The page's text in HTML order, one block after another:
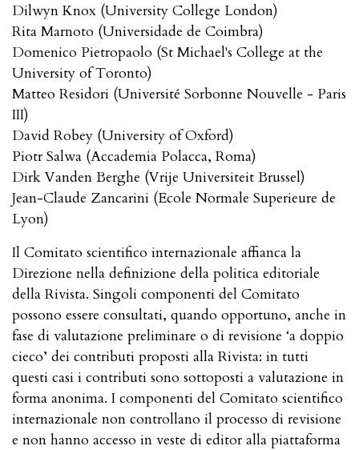
Dilwyn Knox (University College London)
Rita Marnoto (Universidade de Coimbra)
Domenico Pietropaolo (St Michael's College at the
University of Toronto)
Matteo Residori (Université Sorbonne Nouvelle - Paris
III)
David Robey (University of Oxford)
Piotr Salwa (Accademia Polacca, Roma)
Dirk Vanden Berghe (Vrije Universiteit Brussel)
Jean-Claude Zancarini (Ecole Normale Superieure de
Lyon)
Il Comitato scientifico internazionale affianca la
Direzione nella definizione della politica editoriale
della Rivista. Singoli componenti del Comitato
possono essere consultati, quando opportuno, anche in
fase di valutazione preliminare o di revisione ‘a doppio
cieco’ dei contributi proposti alla Rivista: in tutti
questi casi i contributi sono sottoposti a valutazione in
forma anonima. I componenti del Comitato scientifico
internazionale non controllano il processo di revisione
e non hanno accesso in veste di editor alla piattaforma